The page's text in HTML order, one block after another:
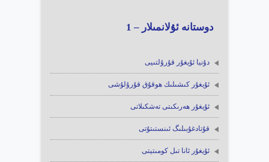
دوستانە ئۇلانمىلار – 1
دۇنيا ئۇيغۇر قۇرۇلتىيى
ئۇيغۇر كىشىلىك ھوقۇق قۇرۇلۇشى
ئۇيغۇر ھەرىكىتى تەشكىلاتى
قۇتادغۇبىلىگ ئىنستىتۇتى
ئۇيغۇر ئانا تىل كومىتېتى